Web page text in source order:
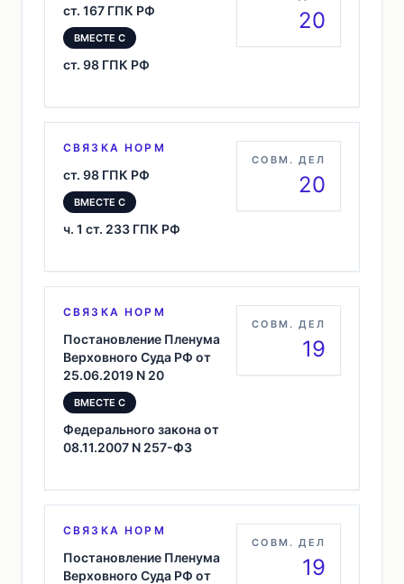
ст. 167 ГПК РФ
ВМЕСТЕ С
ст. 98 ГПК РФ
20
СВЯЗКА НОРМ
ст. 98 ГПК РФ
ВМЕСТЕ С
ч. 1 ст. 233 ГПК РФ
СОВМ. ДЕЛ
20
СВЯЗКА НОРМ
Постановление Пленума
Верховного Суда РФ от
25.06.2019 N 20
ВМЕСТЕ С
Федерального закона от
08.11.2007 N 257-ФЗ
СОВМ. ДЕЛ
19
СВЯЗКА НОРМ
Постановление Пленума
Верховного Суда РФ от
СОВМ. ДЕЛ
19